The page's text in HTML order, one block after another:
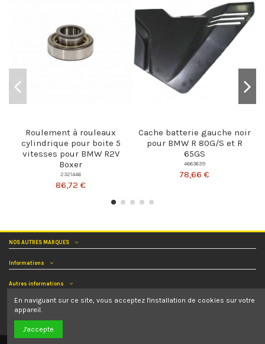
Roulement à rouleaux
cylindrique pour boite 5
vitesses pour BMW R2V
Boxer
2321446
86,72 €
Cache batterie gauche noir
pour BMW R 80G/S et R
65GS
4663639
78,66 €
NOS AUTRES MARQUES
Informations
Autres informations
Nous contacter
En naviguant sur ce site, vous acceptez l'installation de cookies sur votre
appareil.
J'accepte